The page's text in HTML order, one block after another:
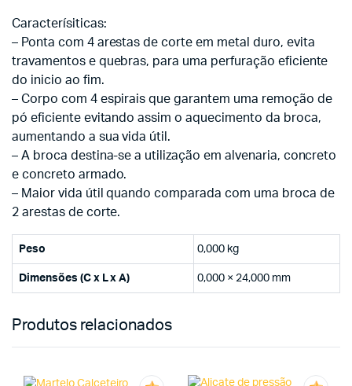
Caracterísiticas:
– Ponta com 4 arestas de corte em metal duro, evita
travamentos e quebras, para uma perfuração eficiente
do inicio ao fim.
– Corpo com 4 espirais que garantem uma remoção de
pó eficiente evitando assim o aquecimento da broca,
aumentando a sua vida útil.
– A broca destina-se a utilização em alvenaria, concreto
e concreto armado.
– Maior vida útil quando comparada com uma broca de
2 arestas de corte.
Peso 0,000 kg
Dimensões (C x L x A) 0,000 × 24,000 mm
Produtos relacionados